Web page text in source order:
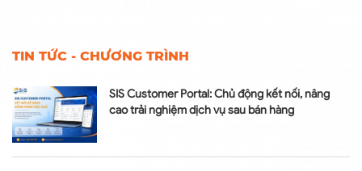
TIN TỨC - CHƯƠNG TRÌNH
SIS Customer Portal: Chủ động kết nối, nâng
cao trải nghiệm dịch vụ sau bán hàng